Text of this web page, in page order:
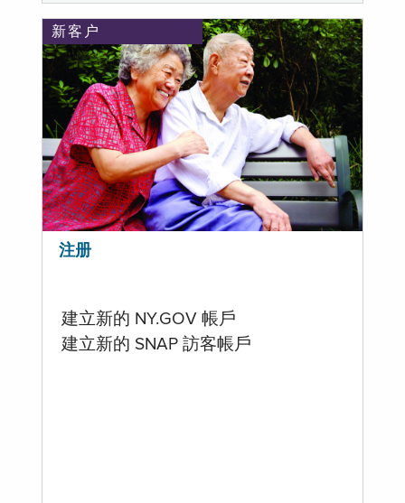
新客户
注册
建立新的 NY.GOV 帳戶
建立新的 SNAP 訪客帳戶